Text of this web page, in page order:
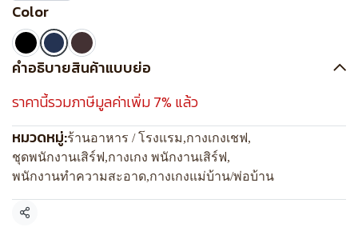
Color
คำอธิบายสินค้าแบบย่อ
ราคานี้รวมภาษีมูลค่าเพิ่ม 7% แล้ว
หมวดหมู่:ร้านอาหาร / โรงแรม,กางเกงเชฟ,
ชุดพนักงานเสิร์ฟ,กางเกง พนักงานเสิร์ฟ,
พนักงานทำความสะอาด,กางเกงแม่บ้าน/พ่อบ้าน
แชร์